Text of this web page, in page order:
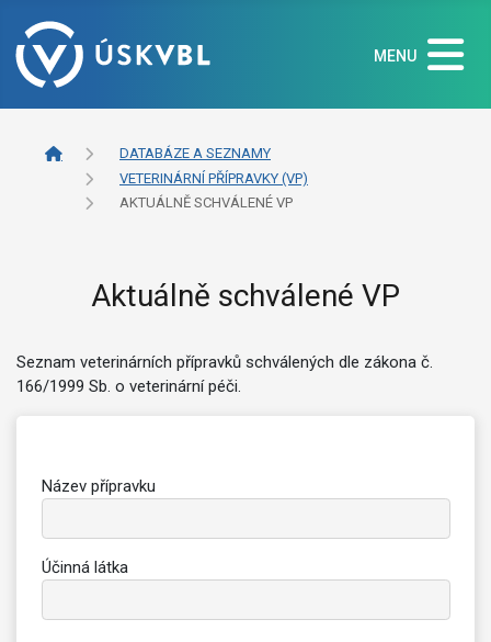
MENU
DATABÁZE A SEZNAMY
VETERINÁRNÍ PŘÍPRAVKY (VP)
AKTUÁLNĚ SCHVÁLENÉ VP
Aktuálně schválené VP
Seznam veterinárních přípravků schválených dle zákona č.
166/1999 Sb. o veterinární péči.
Název přípravku
Účinná látka